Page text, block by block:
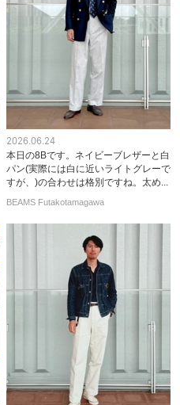
2026.06.24
本日の8Bです。ネイビーブレザーと白
パン(実際には白に近いライトグレーで
すが、)の合わせは格別ですね。太め...
BEAMS Futakotamagawa